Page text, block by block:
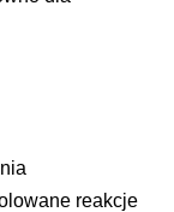
reakcje